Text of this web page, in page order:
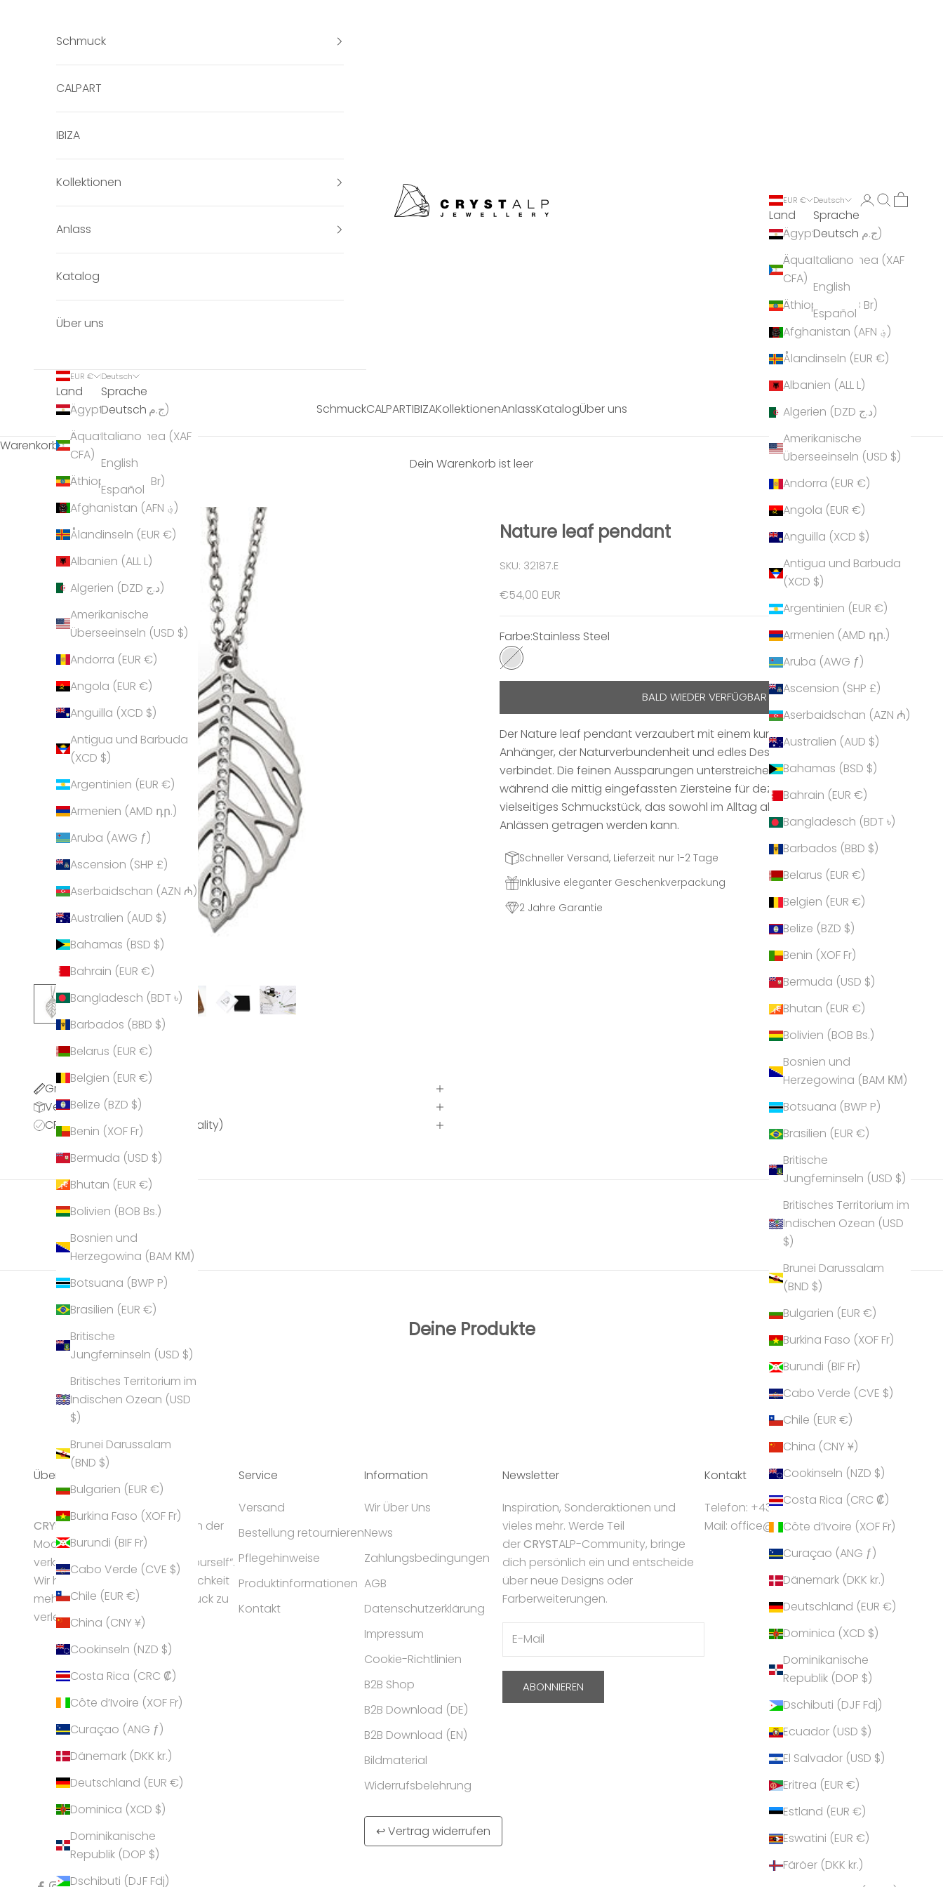
crystalpjewelry
SchmuckCALPARTIBIZAKollektionenAnlassKatalogÜber uns
EUR €
Land
Ägypten (EGP ج.م)
Äquatorialguinea (XAF
CFA)
Äthiopien (ETB Br)
Afghanistan (AFN ؋)
Ålandinseln (EUR €)
Albanien (ALL L)
Algerien (DZD د.ج)
Amerikanische
Überseeinseln (USD $)
Andorra (EUR €)
Angola (EUR €)
Anguilla (XCD $)
Antigua und Barbuda
(XCD $)
Argentinien (EUR €)
Armenien (AMD դր.)
Aruba (AWG ƒ)
Ascension (SHP £)
Aserbaidschan (AZN ₼)
Australien (AUD $)
Bahamas (BSD $)
Bahrain (EUR €)
Bangladesch (BDT ৳)
Barbados (BBD $)
Belarus (EUR €)
Belgien (EUR €)
Belize (BZD $)
Benin (XOF Fr)
Bermuda (USD $)
Bhutan (EUR €)
Bolivien (BOB Bs.)
Bosnien und
Herzegowina (BAM КМ)
Botsuana (BWP P)
Brasilien (EUR €)
Britische
Jungferninseln (USD $)
Britisches Territorium im
Indischen Ozean (USD
$)
Brunei Darussalam
(BND $)
Bulgarien (EUR €)
Burkina Faso (XOF Fr)
Burundi (BIF Fr)
Cabo Verde (CVE $)
Chile (EUR €)
China (CNY ¥)
Cookinseln (NZD $)
Costa Rica (CRC ₡)
Côte d’Ivoire (XOF Fr)
Curaçao (ANG ƒ)
Dänemark (DKK kr.)
Deutschland (EUR €)
Dominica (XCD $)
Dominikanische
Republik (DOP $)
Dschibuti (DJF Fdj)
Ecuador (USD $)
El Salvador (USD $)
Eritrea (EUR €)
Estland (EUR €)
Eswatini (EUR €)
Färöer (DKK kr.)
Deutsch
Sprache
Deutsch
Italiano
English
Español
Anmelden
Suchen
Schmuck
CALPART
IBIZA
Kollektionen
Anlass
Katalog
Über uns
EUR €
Land
Ägypten (EGP ج.م)
Äquatorialguinea (XAF
CFA)
Äthiopien (ETB Br)
Afghanistan (AFN ؋)
Ålandinseln (EUR €)
Albanien (ALL L)
Algerien (DZD د.ج)
Amerikanische
Überseeinseln (USD $)
Andorra (EUR €)
Angola (EUR €)
Anguilla (XCD $)
Antigua und Barbuda
(XCD $)
Argentinien (EUR €)
Armenien (AMD դր.)
Aruba (AWG ƒ)
Ascension (SHP £)
Aserbaidschan (AZN ₼)
Australien (AUD $)
Bahamas (BSD $)
Bahrain (EUR €)
Bangladesch (BDT ৳)
Barbados (BBD $)
Belarus (EUR €)
Belgien (EUR €)
Belize (BZD $)
Benin (XOF Fr)
Bermuda (USD $)
Bhutan (EUR €)
Bolivien (BOB Bs.)
Bosnien und
Herzegowina (BAM КМ)
Botsuana (BWP P)
Brasilien (EUR €)
Britische
Jungferninseln (USD $)
Britisches Territorium im
Indischen Ozean (USD
$)
Brunei Darussalam
(BND $)
Bulgarien (EUR €)
Burkina Faso (XOF Fr)
Burundi (BIF Fr)
Cabo Verde (CVE $)
Chile (EUR €)
China (CNY ¥)
Cookinseln (NZD $)
Costa Rica (CRC ₡)
Côte d’Ivoire (XOF Fr)
Curaçao (ANG ƒ)
Dänemark (DKK kr.)
Deutschland (EUR €)
Dominica (XCD $)
Dominikanische
Republik (DOP $)
Dschibuti (DJF Fdj)
Deutsch
Sprache
Deutsch
Italiano
English
Español
Warenkorb
Dein Warenkorb ist leer
Nature leaf pendant
SKU: 32187.E
Angebot
€54,00 EUR
Farbe:Stainless Steel
Stainless Steel
BALD WIEDER VERFÜGBAR
Der Nature leaf pendant verzaubert mit einem kunstvoll gearbeiteten Blatt-
Anhänger, der Naturverbundenheit und edles Design harmonisch
verbindet. Die feinen Aussparungen unterstreichen die filigrane Optik,
während die mittig eingefassten Ziersteine für dezenten Glanz sorgen. Ein
vielseitiges Schmuckstück, das sowohl im Alltag als auch zu besonderen
Anlässen getragen werden kann.
Schneller Versand, Lieferzeit nur 1-2 Tage
Inklusive eleganter Geschenkverpackung
2 Jahre Garantie
Größentabelle
Versandinformationen
CPQ (CRYSTALP Premium Quality)
Deine Produkte
Über Uns
CRYSTALP gilt als Geheimtipp in der
Modeschmuck-Branche und
verkörpert die Idee „express yourself“.
Wir helfen Frauen ihrer Persönlichkeit
mehr Ausstrahlung und Ausdruck zu
verleihen.
Service
Versand
Bestellung retournieren
Pflegehinweise
Produktinformationen
Kontakt
Information
Wir Über Uns
News
Zahlungsbedingungen
AGB
Datenschutzerklärung
Impressum
Cookie-Richtlinien
B2B Shop
B2B Download (DE)
B2B Download (EN)
Bildmaterial
Widerrufsbelehrung
↩ Vertrag widerrufen
Newsletter
Inspiration, Sonderaktionen und
vieles mehr. Werde Teil
derCRYSTALP-Community, bringe
dich persönlich ein und entscheide
über neue Designs oder
Farberweiterungen.
ABONNIEREN
Kontakt
Telefon: +43 5224 55550
Mail: office@crystalp.com